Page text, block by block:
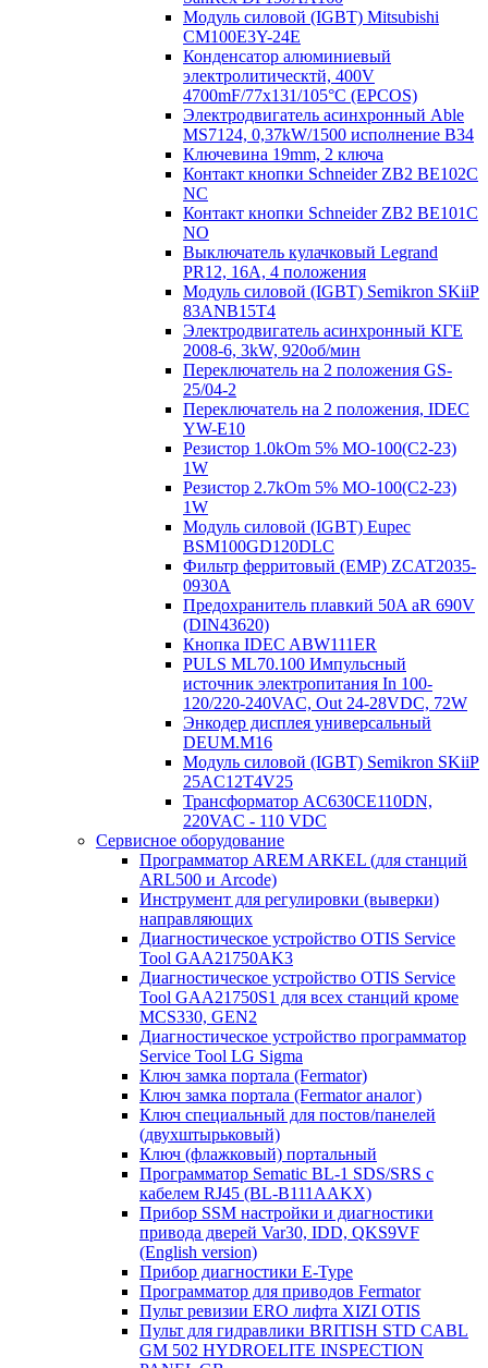
Модуль силовой (IGBT) Mitsubishi
CM100E3Y-24E
Конденсатор алюминиевый
электролитическтй, 400V
4700mF/77x131/105°C (EPCOS)
Электродвигатель асинхронный Able
MS7124, 0,37kW/1500 исполнение В34
Ключевина 19mm, 2 ключа
Контакт кнопки Schneider ZB2 BE102C
NC
Контакт кнопки Schneider ZB2 BE101C
NO
Выключатель кулачковый Legrand
PR12, 16A, 4 положения
Модуль силовой (IGBT) Semikron SKiiP
83ANB15T4
Электродвигатель асинхронный КГЕ
2008-6, 3kW, 920об/мин
Переключатель на 2 положения GS-
25/04-2
Переключатель на 2 положения, IDEC
YW-E10
Резистор 1.0kOm 5% МО-100(С2-23)
1W
Резистор 2.7kOm 5% МО-100(С2-23)
1W
Модуль силовой (IGBT) Eupec
BSM100GD120DLC
Фильтр ферритовый (EMP) ZCAT2035-
0930A
Предохранитель плавкий 50A aR 690V
(DIN43620)
Кнопка IDEC ABW111ER
PULS ML70.100 Импульсный
источник электропитания In 100-
120/220-240VAC, Out 24-28VDC, 72W
Энкодер дисплея универсальный
DEUM.M16
Модуль силовой (IGBT) Semikron SKiiP
25AC12T4V25
Трансформатор AC630CE110DN,
220VAC - 110 VDC
Сервисное оборудование
Программатор AREM ARKEL (для станций
ARL500 и Arcode)
Инструмент для регулировки (выверки)
направляющих
Диагностическое устройство OTIS Service
Tool GAA21750AK3
Диагностическое устройство OTIS Service
Tool GAA21750S1 для всех станций кроме
MCS330, GEN2
Диагностическое устройство программатор
Service Tool LG Sigma
Ключ замка портала (Fermator)
Ключ замка портала (Fermator аналог)
Ключ специальный для постов/панелей
(двухштырьковый)
Ключ (флажковый) портальный
Программатор Sematic BL-1 SDS/SRS с
кабелем RJ45 (BL-B111AAKX)
Прибор SSM настройки и диагностики
привода дверей Var30, IDD, QKS9VF
(English version)
Прибор диагностики E-Type
Программатор для приводов Fermator
Пульт ревизии ERO лифта XIZI OTIS
Пульт для гидравлики BRITISH STD CABL
GM 502 HYDROELITE INSPECTION